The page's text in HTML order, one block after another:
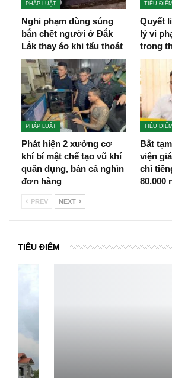
PHÁP LUẬT
Nghi phạm dùng súng
bắn chết người ở Đắk
Lắk thay áo khi tẩu thoát
TIÊU ĐIỂM
Quyết
lý vi
trong
PHÁP LUẬT
Phát hiện 2 xưởng cơ
khí bí mật chế tạo vũ khí
quân dụng, bán cả nghìn
đơn hàng
TIÊU ĐIỂM
Bắt
viện
chỉ
80.000
PREV NEXT
TIÊU ĐIỂM